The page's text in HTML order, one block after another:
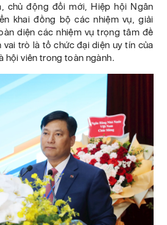
chủ động đổi mới, Hiệp hội Ngân
khai đồng bộ các nhiệm vụ, giải
diện các nhiệm vụ trọng tâm đề
vai trò là tổ chức đại diện uy tín của
hội viên trong toàn ngành.